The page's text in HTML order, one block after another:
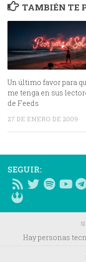
TAMBIÉN TE
Un último favor para
me tenga en sus
de Feeds
27 DE ENERO DE 2009
SEGUIR:
Hay personas